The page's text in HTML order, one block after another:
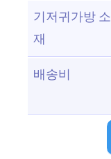
기저귀가방 소
재
배송비